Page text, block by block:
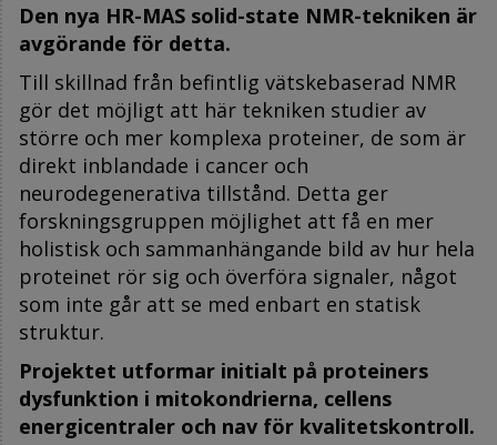
Den nya HR-MAS solid-state NMR-tekniken är
avgörande för detta.
Till skillnad från befintlig vätskebaserad NMR
gör det möjligt att här tekniken studier av
större och mer komplexa proteiner, de som är
direkt inblandade i cancer och
neurodegenerativa tillstånd. Detta ger
forskningsgruppen möjlighet att få en mer
holistisk och sammanhängande bild av hur hela
proteinet rör sig och överföra signaler, något
som inte går att se med enbart en statisk
struktur.
Projektet utformar initialt på proteiners
dysfunktion i mitokondrierna, cellens
energicentraler och nav för kvalitetskontroll.